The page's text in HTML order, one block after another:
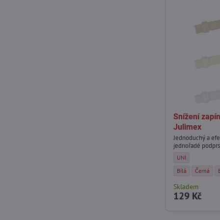
Snížení
Julimex
Jednoduchý a
jednořadé
Snížení zapínání
UNI
Snížení zapínání
Bílá Snížení
Černá
Skladem
129 Kč